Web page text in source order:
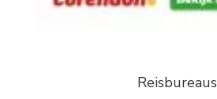
Reisbureaus